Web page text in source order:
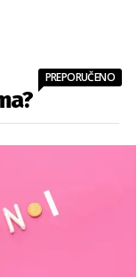
PREPORUČENO